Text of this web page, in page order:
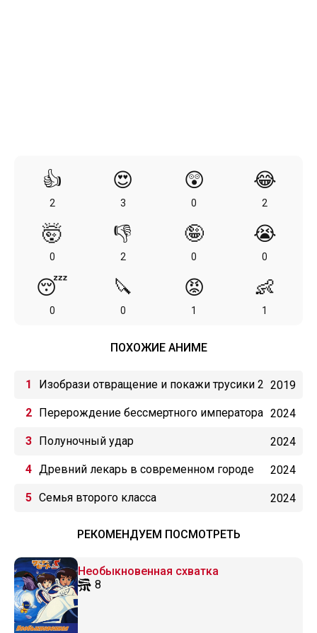
👍
2
😍
3
😲
0
😂
2
🤯
0
👎
2
🤪
0
😭
0
😴
0
🔪
0
😡
1
👶
1
ПОХОЖИЕ АНИМЕ
Изобрази отвращение и покажи трусики 2 2019
Перерождение бессмертного императора
(2024)
2024
Полуночный удар 2024
Древний лекарь в современном городе 2024
Семья второго класса 2024
РЕКОМЕНДУЕМ ПОСМОТРЕТЬ
Необыкновенная схватка
8